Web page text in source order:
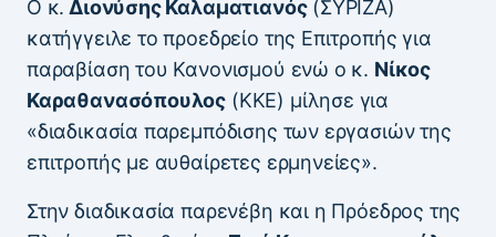
Ο κ. Διονύσης Καλαματιανός(ΣΥΡΙΖΑ)
κατήγγειλε το προεδρείο της Επιτροπής για
παραβίαση του Κανονισμού ενώ ο κ. Νίκος
Καραθανασόπουλος (ΚΚΕ) μίλησε για
«διαδικασία παρεμπόδισης των εργασιών της
επιτροπής με αυθαίρετες ερμηνείες».
Στην διαδικασία παρενέβη και η Πρόεδρος της